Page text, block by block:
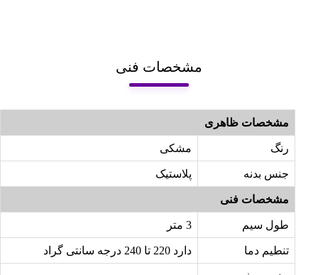
مشخصات فنی
مشخصات ظاهری
رنگ مشکی
جنس بدنه پلاستیک
مشخصات فنی
طول سیم
تنطیم دما دارد 220 تا 240 درجه سانتی گراد